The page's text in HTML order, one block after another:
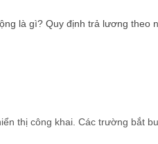
là gì? Quy định trả lương theo
thị công khai. Các trường bắt